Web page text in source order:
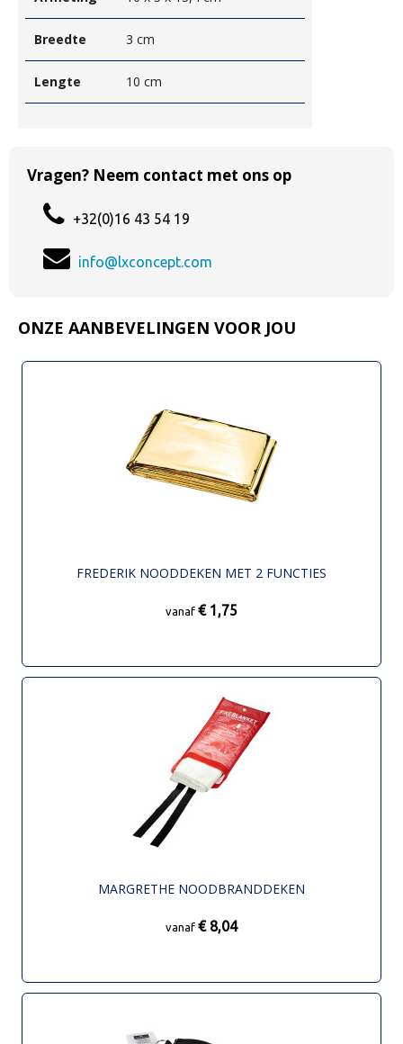
Breedte 3 cm
Lengte 10 cm
Vragen? Neem contact met ons op
+32(0)16 43 54 19
info@lxconcept.com
ONZE AANBEVELINGEN VOOR JOU
FREDERIK NOODDEKEN MET 2 FUNCTIES
vanaf € 1,75
MARGRETHE NOODBRANDDEKEN
vanaf € 8,04